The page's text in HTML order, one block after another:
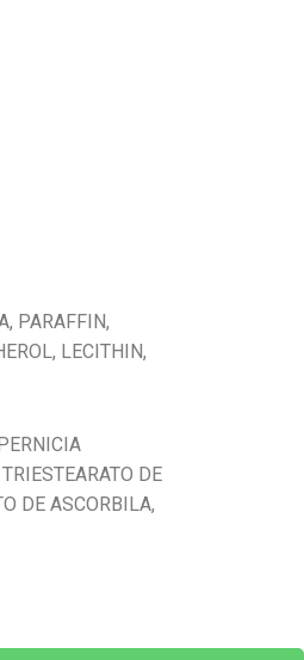
PARAFFIN,
LECITHIN,
DE
DE ASCORBILA,